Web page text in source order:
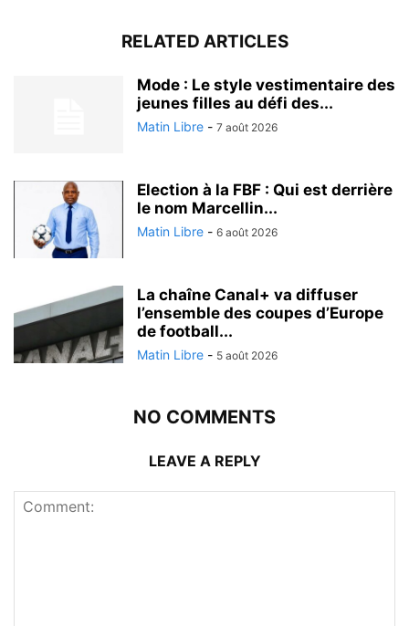
RELATED ARTICLES
Mode : Le style vestimentaire des
jeunes filles au défi des...
Matin Libre - 7 août 2026
Election à la FBF : Qui est derrière
le nom Marcellin...
Matin Libre - 6 août 2026
La chaîne Canal+ va diffuser
l’ensemble des coupes d’Europe
de football...
Matin Libre - 5 août 2026
NO COMMENTS
LEAVE A REPLY